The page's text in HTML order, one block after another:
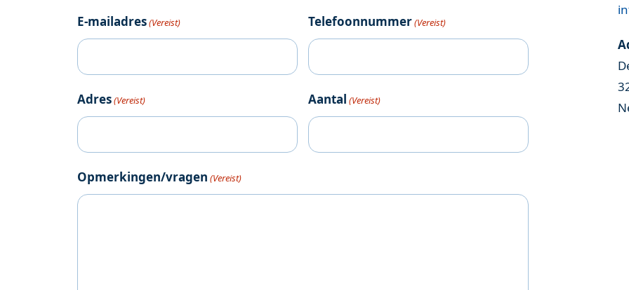
E-mailadres(Vereist) Telefoonnummer(Vereist)
Adres(Vereist) Aantal (Vereist)
Opmerkingen/vragen (Vereist)